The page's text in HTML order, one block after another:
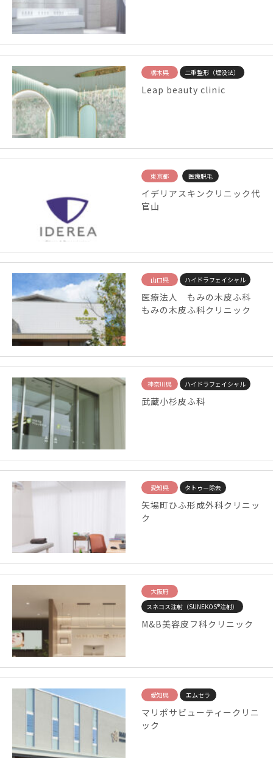
栃木県 二重整形（埋没法）
Leap beauty clinic
東京都 医療脱毛
イデリアスキンクリニック代
官山
山口県 ハイドラフェイシャル
医療法人 もみの木皮ふ科
もみの木皮ふ科クリニック
神奈川県 ハイドラフェイシャル
武蔵小杉皮ふ科
愛知県 タトゥー除去
矢場町ひふ形成外科クリニッ
ク
大阪府
スネコス注射（SUNEKOS®注射）
M&B美容皮フ科クリニック
愛知県 エムセラ
マリポサビューティークリニ
ック